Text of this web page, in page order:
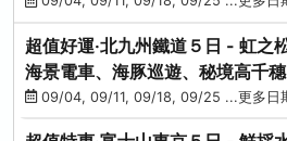
超值好運‧北九州鐵道５日 - 虹之
海景電車、海豚巡遊、秘境高千
光列車-台中出發
09/04, 09/11, 09/18, 09/25 ...更多日